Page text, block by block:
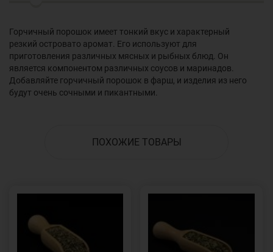
Горчичный порошок имеет тонкий вкус и характерный
резкий островато аромат. Его используют для
приготовления различных мясных и рыбных блюд. Он
является компонентом различных соусов и маринадов.
Добавляйте горчичный порошок в фарш, и изделия из него
будут очень сочными и пикантными.
ПОХОЖИЕ ТОВАРЫ